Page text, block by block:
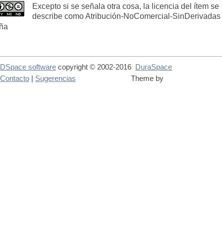
Excepto si se señala otra cosa, la licencia del ítem se
describe como Atribución-NoComercial-SinDerivadas
DSpace software copyright © 2002-2016
DuraSpace
Theme by
Contacto Sugerencias